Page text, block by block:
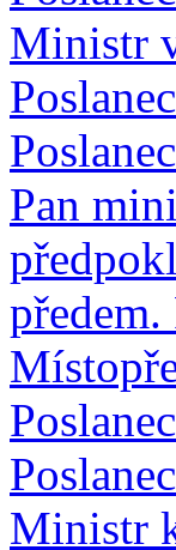
Ministr
Pan
Ministr